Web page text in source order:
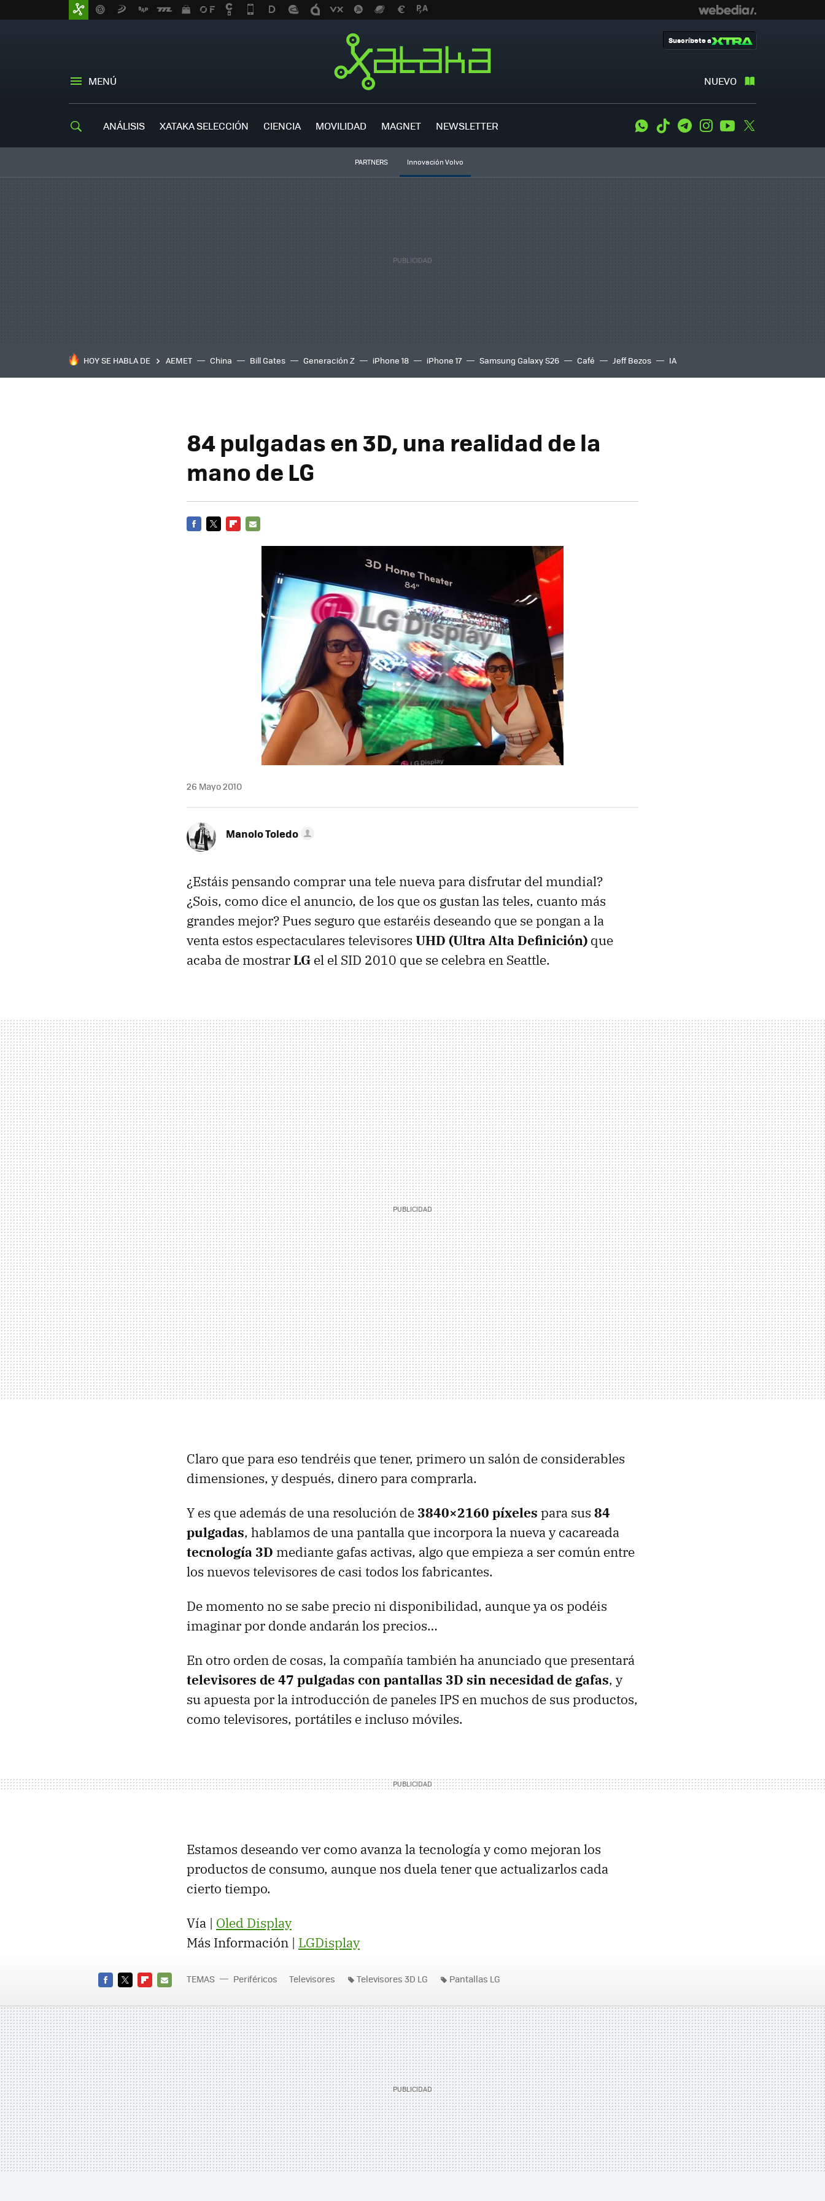
MENÚ NUEVO
Suscríbete a
ANÁLISIS XATAKA SELECCIÓN CIENCIA MOVILIDAD MAGNET NEWSLETTER WhatsApp
Tiktok TelegramInstagramYoutube
PARTNERS Innovación Volvo
HOY SE HABLA DE AEMET China Bill Gates Generación Z iPhone 18 iPhone 17 Samsung Galaxy S26 Café Jeff Bezos IA
84 pulgadas en 3D, una realidad de la
mano de LG
26 Mayo 2010
Manolo Toledo
¿Estáis pensando comprar una tele nueva para disfrutar del mundial?
¿Sois, como dice el anuncio, de los que os gustan las teles, cuanto más
grandes mejor? Pues seguro que estaréis deseando que se pongan a la
venta estos espectaculares televisores UHD (Ultra Alta Definición) que
acaba de mostrarLG el el SID 2010 que se celebra en Seattle.
Claro que para eso tendréis que tener, primero un salón de considerables
dimensiones, y después, dinero para comprarla.
Y es que además de una resolución de 3840×2160 píxeles para sus 84
pulgadas, hablamos de una pantalla que incorpora la nueva y cacareada
tecnología 3D mediante gafas activas, algo que empieza a ser común entre
los nuevos televisores de casi todos los fabricantes.
De momento no se sabe precio ni disponibilidad, aunque ya os podéis
imaginar por donde andarán los precios…
En otro orden de cosas, la compañía también ha anunciado que presentará
televisores de 47 pulgadas con pantallas 3D sin necesidad de gafas, y
su apuesta por la introducción de paneles IPS en muchos de sus productos,
como televisores, portátiles e incluso móviles.
Estamos deseando ver como avanza la tecnología y como mejoran los
productos de consumo, aunque nos duela tener que actualizarlos cada
cierto tiempo.
Vía | Oled Display
Más Información | LGDisplay
MAIL
TEMAS Periféricos Televisores Televisores 3D LG Pantallas LG